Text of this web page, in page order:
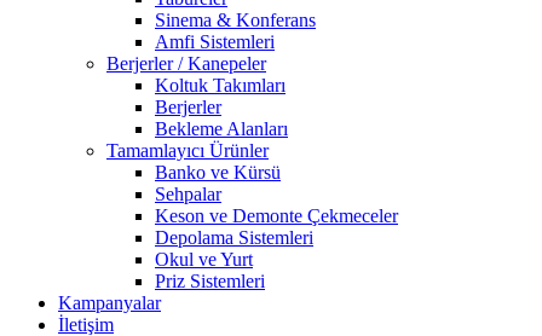
Sinema & Konferans
Amfi Sistemleri
Berjerler / Kanepeler
Koltuk Takımları
Berjerler
Bekleme Alanları
Tamamlayıcı Ürünler
Banko ve Kürsü
Sehpalar
Keson ve Demonte Çekmeceler
Depolama Sistemleri
Okul ve Yurt
Priz Sistemleri
Kampanyalar
İletişim